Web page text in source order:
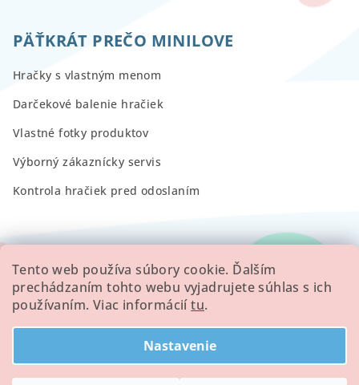
Tento web používa súbory cookie. Ďalším
prechádzaním tohto webu vyjadrujete súhlas s ich
používaním. Viac informáciítu.
Nastavenie
PÄŤKRÁT PREČO MINILOVE
Hračky s vlastným menom
Darčekové balenie hračiek
Vlastné fotky produktov
Výborný zákaznícky servis
Kontrola hračiek pred odoslaním
RECENZIE
Všetky hodnotenie obchodu
Copyright 2026Minilove. Všetky práva vyhradené.